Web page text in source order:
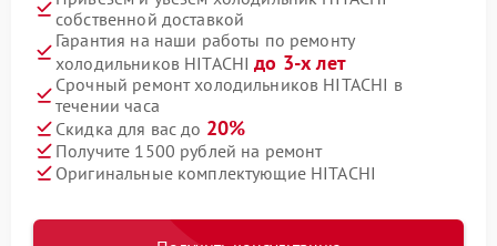
собственной доставкой
Гарантия на наши работы по ремонту
холодильников HITACHIдо 3-х лет
Срочный ремонт холодильников HITACHI в
течении часа
Скидка для вас до 20%
Получите 1500 рублей на ремонт
Оригинальные комплектующие HITACHI